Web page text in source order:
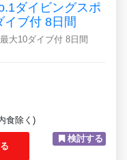
ダイビングスポ
イブ付 8日間
大10ダイブ付 8日間
食除く)
検討する